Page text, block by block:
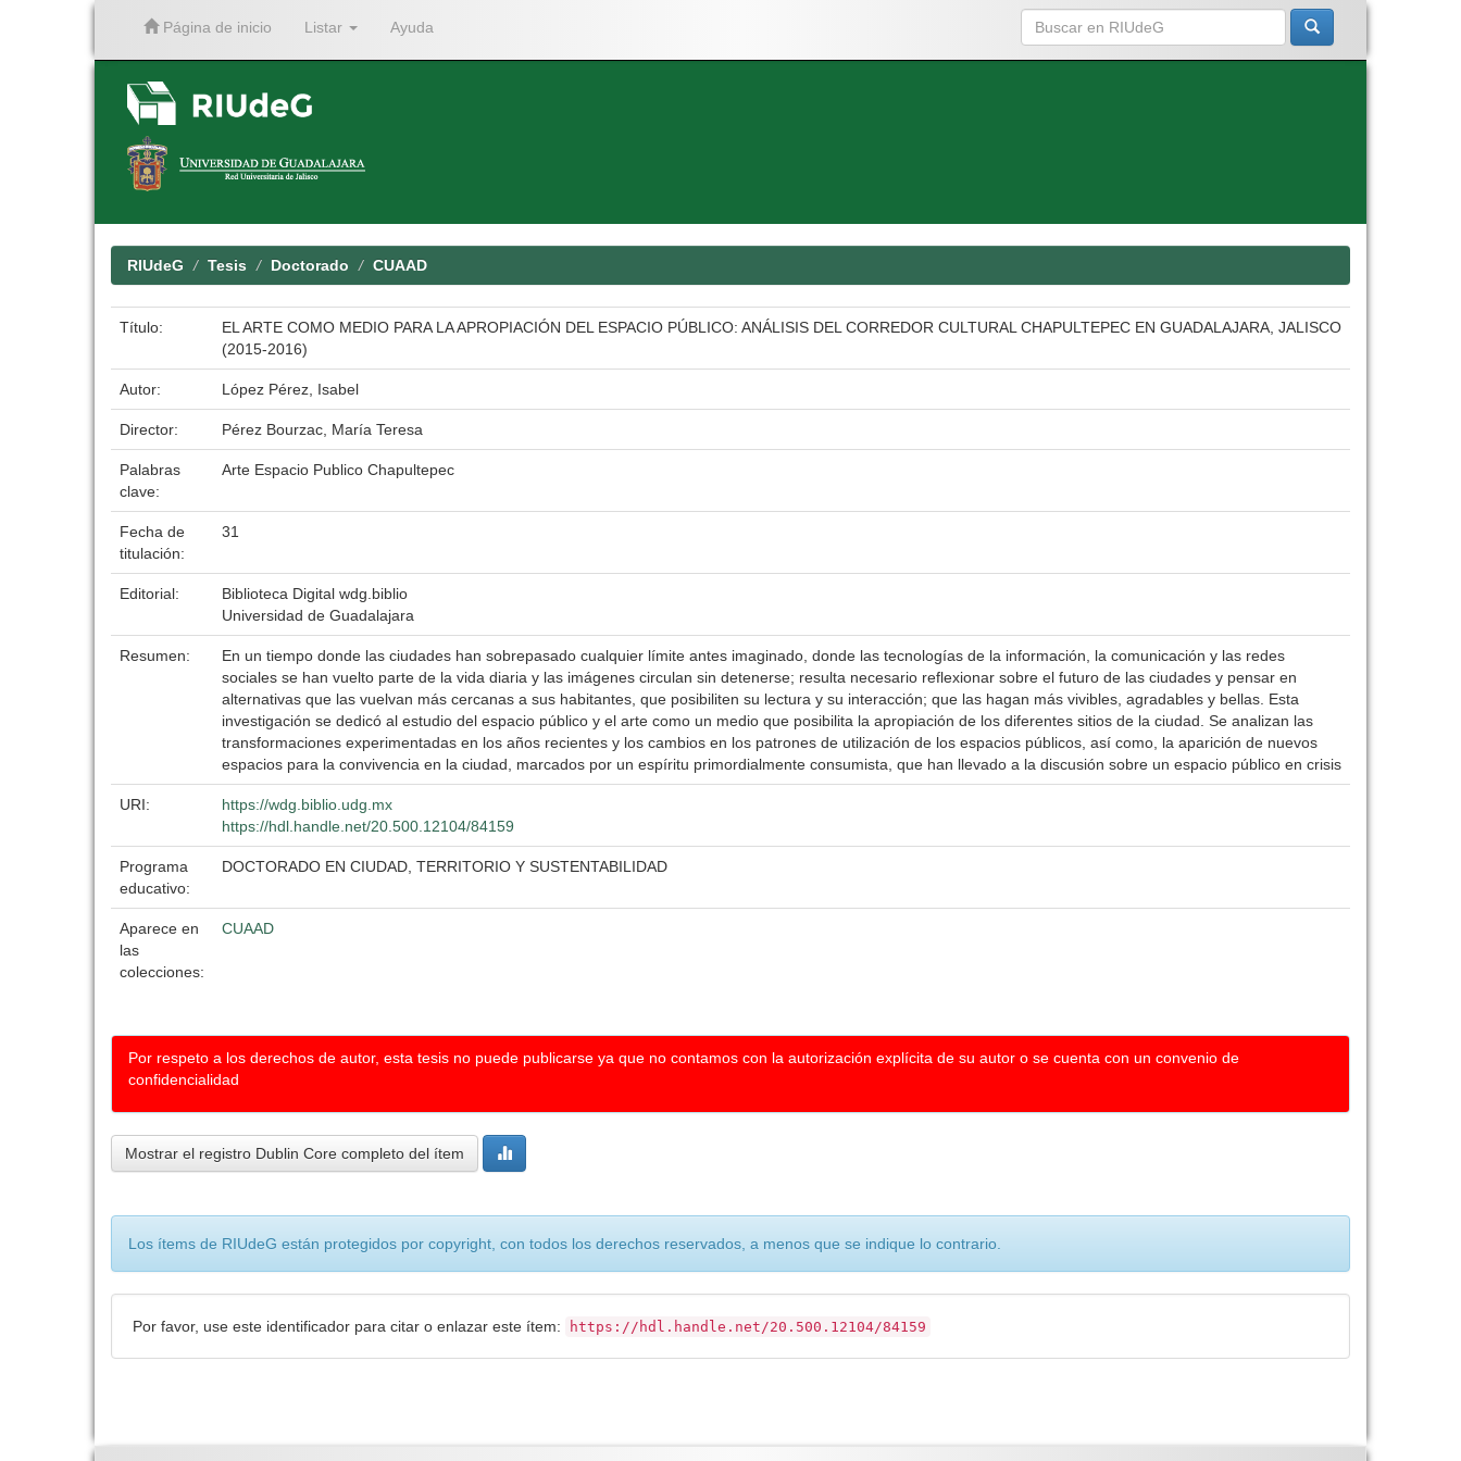
Página de inicio Listar Ayuda
RIUdeG Tesis Doctorado CUAAD
Título:
EL ARTE COMO MEDIO PARA LA APROPIACIÓN DEL ESPACIO PÚBLICO: ANÁLISIS DEL CORREDOR CULTURAL CHAPULTEPEC EN GUADALAJARA, JALISCO
(2015-2016)
Autor: López Pérez, Isabel
Director: Pérez Bourzac, María Teresa
Palabras
clave:
Arte Espacio Publico Chapultepec
Fecha de
titulación:
31
Editorial:
Biblioteca Digital wdg.biblio
Universidad de Guadalajara
Resumen:
En un tiempo donde las ciudades han sobrepasado cualquier límite antes imaginado, donde las tecnologías de la información, la comunicación y las redes
sociales se han vuelto parte de la vida diaria y las imágenes circulan sin detenerse; resulta necesario reflexionar sobre el futuro de las ciudades y pensar en
alternativas que las vuelvan más cercanas a sus habitantes, que posibiliten su lectura y su interacción; que las hagan más vivibles, agradables y bellas. Esta
investigación se dedicó al estudio del espacio público y el arte como un medio que posibilita la apropiación de los diferentes sitios de la ciudad. Se analizan las
transformaciones experimentadas en los años recientes y los cambios en los patrones de utilización de los espacios públicos, así como, la aparición de nuevos
espacios para la convivencia en la ciudad, marcados por un espíritu primordialmente consumista, que han llevado a la discusión sobre un espacio público en crisis
URI:
https://wdg.biblio.udg.mx
https://hdl.handle.net/20.500.12104/84159
Programa
educativo:
DOCTORADO EN CIUDAD, TERRITORIO Y SUSTENTABILIDAD
Aparece en
las
colecciones:
CUAAD
Por respeto a los derechos de autor, esta tesis no puede publicarse ya que no contamos con la autorización explícita de su autor o se cuenta con un convenio de
confidencialidad
Mostrar el registro Dublin Core completo del ítem
Los ítems de RIUdeG están protegidos por copyright, con todos los derechos reservados, a menos que se indique lo contrario.
Por favor, use este identificador para citar o enlazar este ítem: https://hdl.handle.net/20.500.12104/84159